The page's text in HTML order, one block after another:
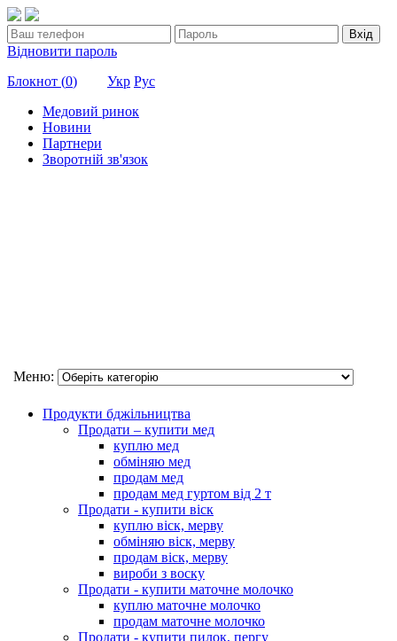
Вхід
Відновити пароль
Блокнот (0) Укр Рус
Медовий ринок
Новини
Партнери
Зворотній зв'язок
Меню:
Продукти бджільництва
Продати – купити мед
куплю мед
обміняю мед
продам мед
продам мед гуртом від 2 т
Продати - купити віск
куплю віск, мерву
обміняю віск, мерву
продам віск, мерву
вироби з воску
Продати - купити маточне молочко
куплю маточне молочко
продам маточне молочко
Продати - купити пилок, пергу